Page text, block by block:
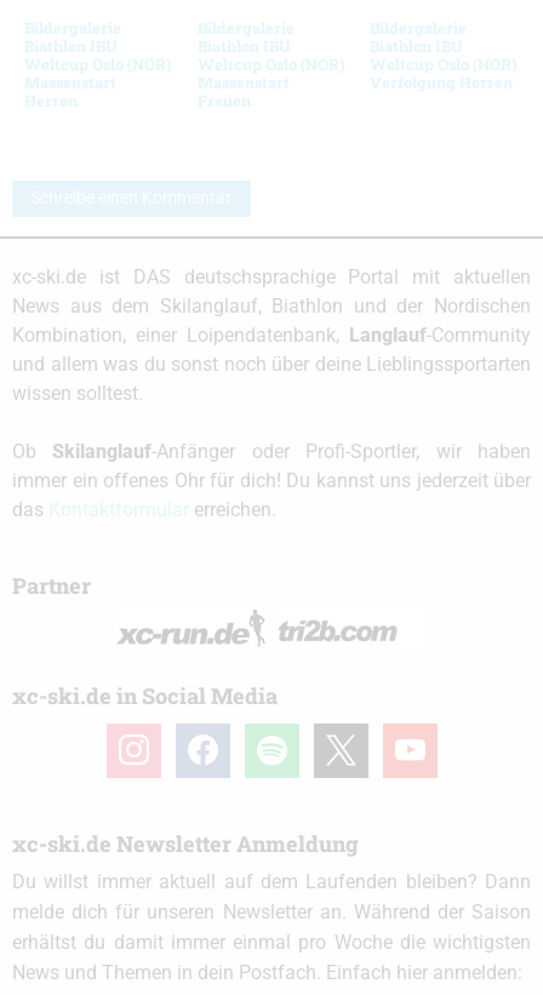
Bildergalerie
Biathlon IBU
Weltcup Oslo (NOR)
Massenstart
Herren
Bildergalerie
Biathlon IBU
Weltcup Oslo (NOR)
Massenstart
Frauen
Bildergalerie
Biathlon IBU
Weltcup Oslo (NOR)
Verfolgung Herren
Schreibe einen Kommentar
xc-ski.de ist DAS deutschsprachige Portal mit aktuellen
News aus dem Skilanglauf, Biathlon und der Nordischen
Kombination, einer Loipendatenbank,
Langlauf-Community
und allem was du sonst noch über deine Lieblingssportarten
wissen solltest.
Ob Skilanglauf-Anfänger oder Profi-Sportler, wir haben
immer ein offenes Ohr für dich! Du kannst uns jederzeit über
das
erreichen.
Partner
xc-ski.de in Social Media
instagramfacebook spotify youtube
xc-ski.de Newsletter Anmeldung
Du willst immer aktuell auf dem Laufenden bleiben? Dann
melde dich für unseren Newsletter an. Während der Saison
erhältst du damit immer einmal pro Woche die wichtigsten
News und Themen in dein Postfach. Einfach hier anmelden: